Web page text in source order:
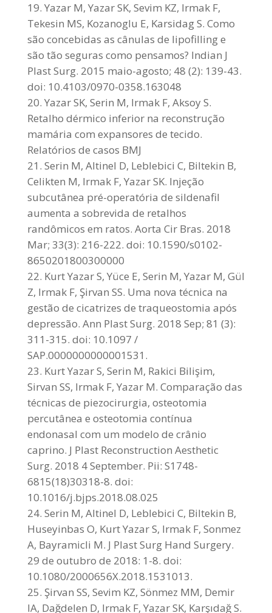
Yazar M, Yazar SK, Sevim KZ, Irmak F,
Tekesin MS, Kozanoglu E, Karsidag S. Como
são concebidas as cânulas de lipofilling e
são tão seguras como pensamos? Indian J
Plast Surg. 2015 maio-agosto; 48 (2): 139-43.
doi: 10.4103/0970-0358.163048
Yazar SK, Serin M, Irmak F, Aksoy S.
Retalho dérmico inferior na reconstrução
mamária com expansores de tecido.
Relatórios de casos BMJ
Serin M, Altinel D, Leblebici C, Biltekin B,
Celikten M, Irmak F, Yazar SK. Injeção
subcutânea pré-operatória de sildenafil
aumenta a sobrevida de retalhos
randômicos em ratos. Aorta Cir Bras. 2018
Mar; 33(3): 216-222. doi: 10.1590/s0102-
8650201800300000
Kurt Yazar S, Yüce E, Serin M, Yazar M, Gül
Z, Irmak F, Şirvan SS. Uma nova técnica na
gestão de cicatrizes de traqueostomia após
depressão. Ann Plast Surg. 2018 Sep; 81 (3):
311-315. doi: 10.1097 /
SAP.0000000000001531.
Kurt Yazar S, Serin M, Rakici Bilişim,
Sirvan SS, Irmak F, Yazar M. Comparação das
técnicas de piezocirurgia, osteotomia
percutânea e osteotomia contínua
endonasal com um modelo de crânio
caprino. J Plast Reconstruction Aesthetic
Surg. 2018 4 September. Pii: S1748-
6815(18)30318-8. doi:
10.1016/j.bjps.2018.08.025
Serin M, Altinel D, Leblebici C, Biltekin B,
Huseyinbas O, Kurt Yazar S, Irmak F, Sonmez
A, Bayramicli M. J Plast Surg Hand Surgery.
29 de outubro de 2018: 1-8. doi:
10.1080/2000656X.2018.1531013.
Şirvan SS, Sevim KZ, Sönmez MM, Demir
IA, Dağdelen D, Irmak F, Yazar SK, Karşıdağ S.